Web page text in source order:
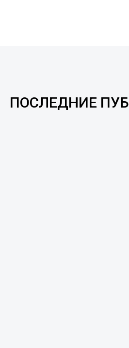
ПОСЛЕДНИЕ